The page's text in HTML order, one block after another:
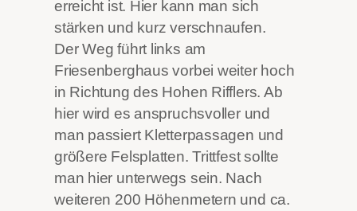
erreicht ist. Hier kann man sich
stärken und kurz verschnaufen.
Der Weg führt links am
Friesenberghaus vorbei weiter hoch
in Richtung des Hohen Rifflers. Ab
hier wird es anspruchsvoller und
man passiert Kletterpassagen und
größere Felsplatten. Trittfest sollte
man hier unterwegs sein. Nach
weiteren 200 Höhenmetern und ca.